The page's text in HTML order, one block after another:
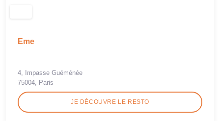
Eme
4, Impasse Guéménée
75004, Paris
JE DÉCOUVRE LE RESTO